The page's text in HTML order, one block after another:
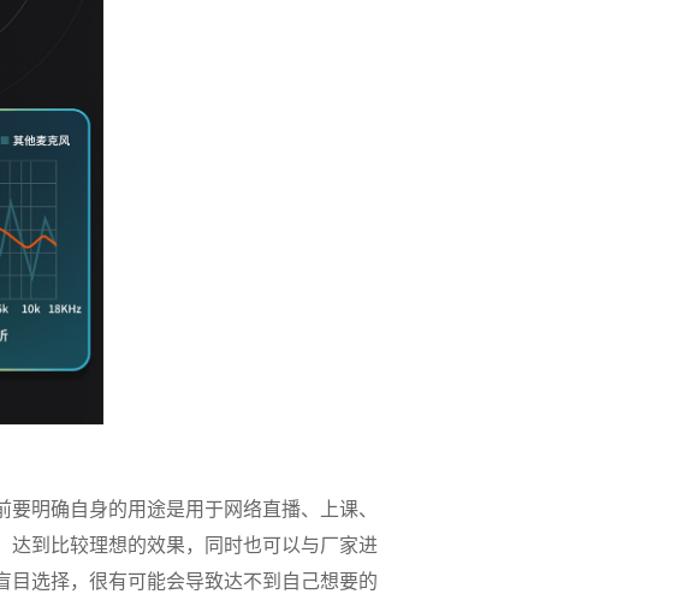
明确自身的用途是用于网络直播、上课、
到比较理想的效果，同时也可以与厂家进
选择，很有可能会导致达不到自己想要的